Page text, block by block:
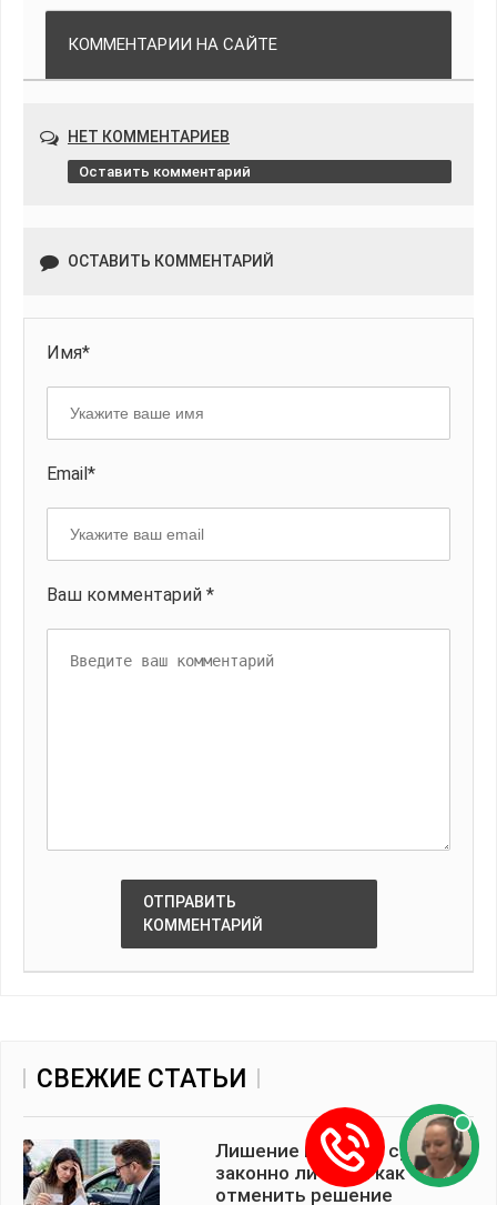
КОММЕНТАРИИ НА САЙТЕ
НЕТ КОММЕНТАРИЕВ
Оставить комментарий
ОСТАВИТЬ КОММЕНТАРИЙ
Имя*
Email*
Ваш комментарий *
ОТПРАВИТЬ
КОММЕНТАРИЙ
СВЕЖИЕ СТАТЬИ
Лишение прав без суда:
законно ли это и как
отменить решение